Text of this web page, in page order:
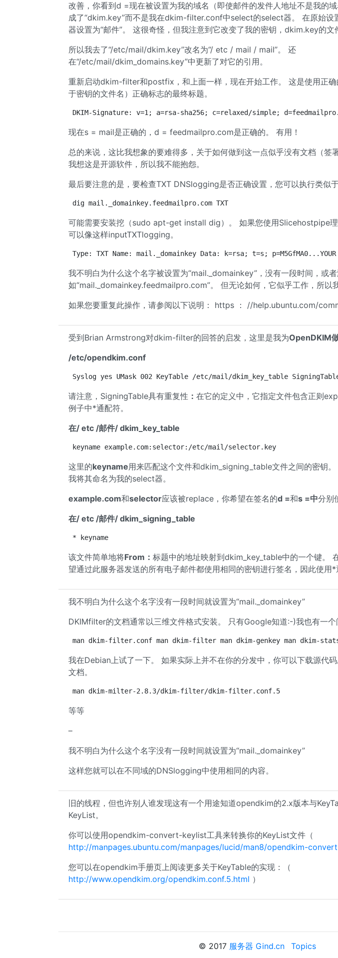
改善，你看到d =现在被设置为我的域名（即使邮件的发件人地址不是我的
成了“dkim.key”而不是我在dkim-filter.conf中select的select器。 在原始设
器设置为“邮件”。 这很奇怪，但我注意到它改变了我的密钥，dkim.key的文
所以我去了“/etc/mail/dkim.key”改名为“/ etc / mail / mail”。 还
在“/etc/mail/dkim_domains.key”中更新了对它的引用。
重新启动dkim-filter和postfix，和上面一样，现在开始工作。 这是使用正
于密钥的文件名）正确标志的最终标题。
DKIM-Signature: v=1; a=rsa-sha256; c=relaxed/simple; d=feedmailpro.com;
现在s = mail是正确的，d = feedmailpro.com是正确的。 有用！
总的来说，这比我想象的要难得多，关于如何做到这一点似乎没有文档（签
我想这是开源软件，所以我不能抱怨。
最后要注意的是，要检查TXT DNSlogging是否正确设置，您可以执行类似
dig mail._domainkey.feedmailpro.com TXT
可能需要安装挖（sudo apt-get install dig）。 如果您使用Slicehostpipe
可以像这样inputTXTlogging。
Type: TXT Name: mail._domainkey Data: k=rsa; t=s; p=M5GfMA0...YOUR
我不明白为什么这个名字被设置为“mail._domainkey”，没有一段时间，或
如“mail._domainkey.feedmailpro.com”。 但无论如何，它似乎工作，所以我
如果您要重复此操作，请参阅以下说明： https ： //help.ubuntu.com/
受到Brian Armstrong对dkim-filter的回答的启发，这里是我为OpenDKIM
/etc/opendkim.conf
Syslog yes UMask 002 KeyTable /etc/mail/dkim_key_table
请注意，SigningTable具有重复性 ： 在它的定义中，它指定文件包含正则
例子中*通配符。
在/ etc /邮件/ dkim_key_table
keyname example.com:selector:/etc/mail/selector.key
这里的keyname用来匹配这个文件和dkim_signing_table文件之间的密钥。
我将其命名为我的select器。
example.com和selector应该被replace，你希望在签名的d =和s =中分别
在/ etc /邮件/ dkim_signing_table
* keyname
该文件简单地将From： 标题中的地址映射到dkim_key_table中的一个键。
望通过此服务器发送的所有电子邮件都使用相同的密钥进行签名，因此使用*
我不明白为什么这个名字没有一段时间就设置为“mail._domainkey”
DKIMfilter的文档通常以三维文件格式安装。 只有Google知道:-)我也有一个
man dkim-filter.conf man dkim-filter man dkim-genkey man dkim-
我在Debian上试了一下。 如果实际上并不在你的分发中，你可以下载源代
文档。
man dkim-milter-2.8.3/dkim-filter/dkim-filter.conf.5
等等
–
我不明白为什么这个名字没有一段时间就设置为“mail._domainkey”
这样您就可以在不同域的DNSlogging中使用相同的内容。
旧的线程，但也许别人谁发现这有一个用途知道opendkim的2.x版本与
KeyList。
你可以使用opendkim-convert-keylist工具来转换你的KeyList文件（
http://manpages.ubuntu.com/manpages/lucid/man8/opendkim-
您可以在opendkim手册页上阅读更多关于KeyTable的实现：（
http://www.opendkim.org/opendkim.conf.5.html ）
© 2017 服务器 Gind.cn Topics